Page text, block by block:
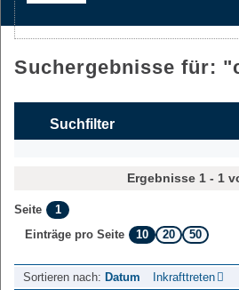
Suchergebnisse für: "
Suchfilter
Ergebnisse 1 - 1
Seite
1
Einträge pro Seite
10 20 50
Sortieren nach: Datum Inkrafttreten